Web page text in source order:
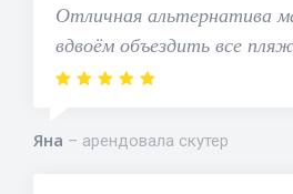
Отличная альтернатива
вдвоём объездить все
Яна арендовала скутер